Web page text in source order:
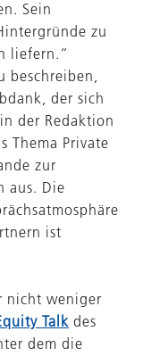
Sein
zu
liefern.“
beschreiben,
der sich
der Redaktion
Thema Private
zur
aus. Die
ist
nicht weniger
Talk des
dem die